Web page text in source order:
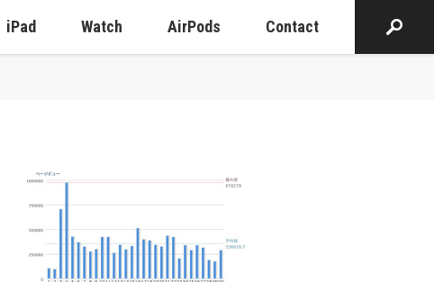
iPad Watch AirPods Contact